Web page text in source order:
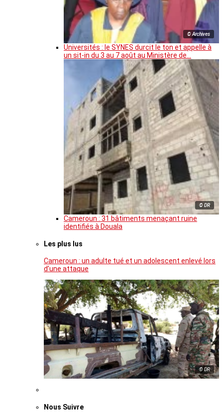
© Archives
Universités : le SYNES durcit le ton et appelle à
un sit-in du 3 au 7 août au Ministère de…
© DR
Cameroun : 31 bâtiments menaçant ruine
identifiés à Douala
Les plus lus
Cameroun : un adulte tué et un adolescent enlevé lors
d’une attaque
© DR
Nous Suivre